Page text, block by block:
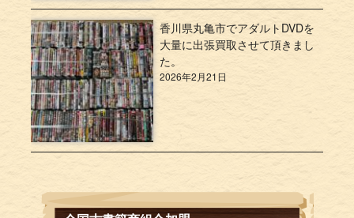
香川県丸亀市でアダルトDVDを
大量に出張買取させて頂きまし
た。
2026年2月21日